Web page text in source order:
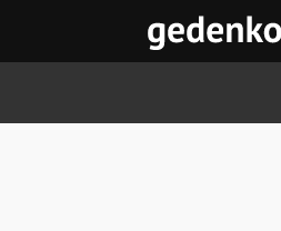
Zum Hauptinhalt springen
Zum Hauptmenü springen
Zu den Quicklinks springen
GEDENKORT -